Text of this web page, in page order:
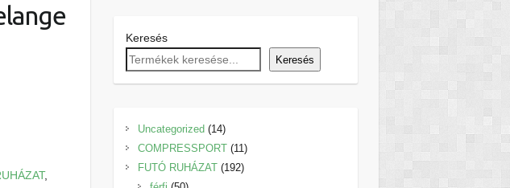
,
Keresés
Keresés
Uncategorized 1414
termék
COMPRESSPORT 1111
termék
FUTÓ RUHÁZAT 192192